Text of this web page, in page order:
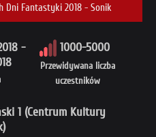
Dni Fantastyki 2018 - Sonik
-
Przewidywana liczba
uczestników
1000-5000
1 (Centrum Kultury